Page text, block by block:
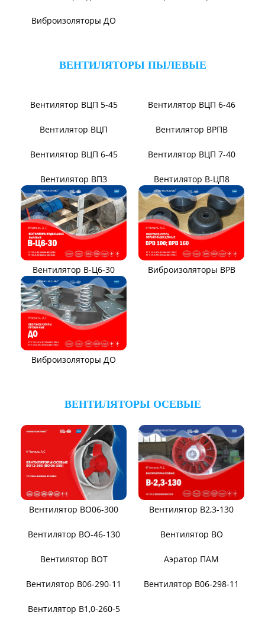
Вентилятор ВР104-79-9-3
Вентилятор ВЦКИ1-
Вентилятор ВЦКП-2219 Вентилятор УЦВ
Вентиляторы для АЭС Виброизоляторы ВРВ
Виброизоляторы ДО
ВЕНТИЛЯТОРЫ ПЫЛЕВЫЕ
Вентилятор ВЦП 5-45 Вентилятор ВЦП 6-46
Вентилятор ВЦП Вентилятор ВРПВ
Вентилятор ВЦП 6-45
Вентилятор ВПЗ
Вентилятор В-Ц6-30 Виброизоляторы ВРВ
Виброизоляторы ДО
ВЕНТИЛЯТОРЫ ОСЕВЫЕ